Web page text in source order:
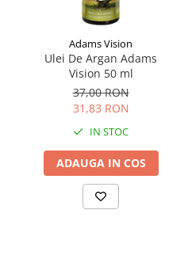
Adams Vision
Ulei De Argan Adams
Vision 50 ml
37,00 RON
31,83 RON
IN STOC
ADAUGA IN COS